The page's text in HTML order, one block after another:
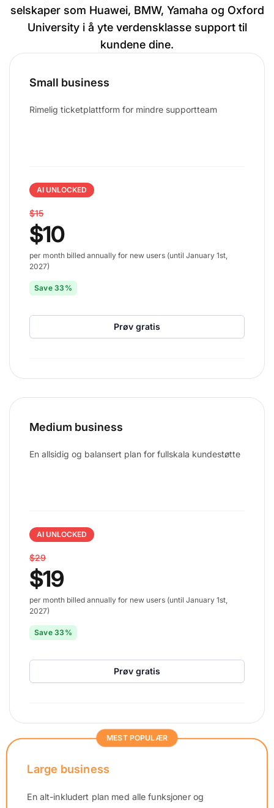
selskaper som Huawei, BMW, Yamaha og Oxford
University i å yte verdensklasse support til
kundene dine.
Small business
Rimelig ticketplattform for mindre supportteam
AI UNLOCKED
$15
$10
per month billed annually for new users (until January 1st,
2027)
Save 33%
Prøv gratis
Medium business
En allsidig og balansert plan for fullskala kundestøtte
AI UNLOCKED
$29
$19
per month billed annually for new users (until January 1st,
2027)
Save 33%
Prøv gratis
MEST POPULÆR
Large business
En alt-inkludert plan med alle funksjoner og